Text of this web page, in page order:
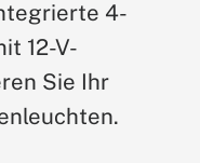
4-
12-V-
Sie Ihr